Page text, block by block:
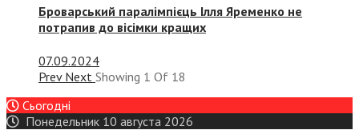
Броварський паралімпієць Ілля Яременко не
потрапив до вісімки кращих
07.09.2024
Prev Next Showing 1 Of 18
Сьогодні
Понедельник 10 августа 2026